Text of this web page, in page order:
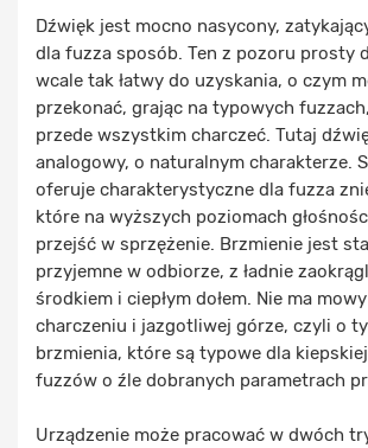
Dźwięk jest mocno nasycony,
dla fuzza sposób. Ten z pozoru prosty
wcale tak łatwy do uzyskania, o czym
przekonać, grając na typowych
przede wszystkim charczeć. Tutaj
analogowy, o naturalnym charakterze.
oferuje charakterystyczne dla fuzza
które na wyższych poziomach
przejść w sprzężenie. Brzmienie jest
przyjemne w odbiorze, z ładnie
środkiem i ciepłym dołem. Nie ma
charczeniu i jazgotliwej górze, czyli o
brzmienia, które są typowe dla
fuzzów o źle dobranych parametrach
Urządzenie może pracować w dwóch